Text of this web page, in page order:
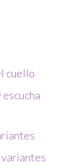
cuello
variantes